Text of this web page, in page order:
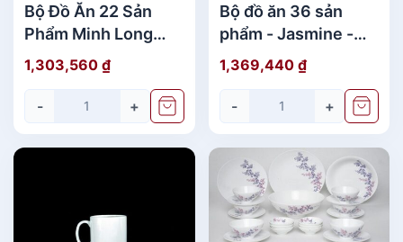
Bộ Đồ Ăn 22 Sản
Phẩm Minh Long
Jasmine Vinh Quy
Nhạt Giá rẻ
1,303,560 ₫
- +
Bộ đồ ăn 36 sản
phẩm - Jasmine -
Trắng
1,369,440 ₫
- +